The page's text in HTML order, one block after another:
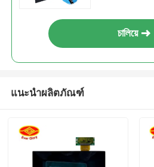
চালিয়ে
แนะนำผลิตภัณฑ์